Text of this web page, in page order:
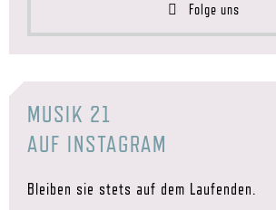
Folge uns
MUSIK 21
AUF INSTAGRAM
Bleiben sie stets auf dem Laufenden.